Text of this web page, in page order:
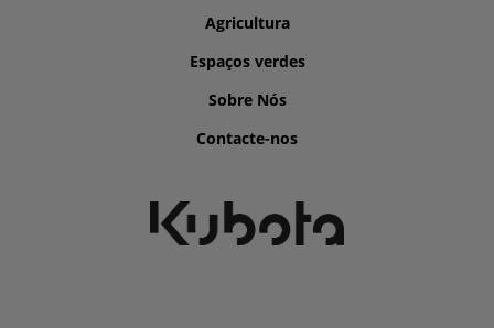
Agricultura
Espaços verdes
Sobre Nós
Contacte-nos